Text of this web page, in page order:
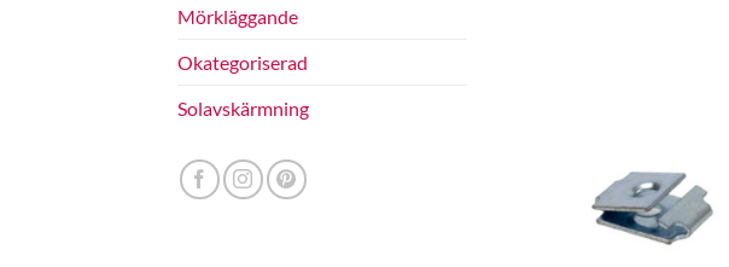
Mörkläggande
Okategoriserad
Solavskärmning